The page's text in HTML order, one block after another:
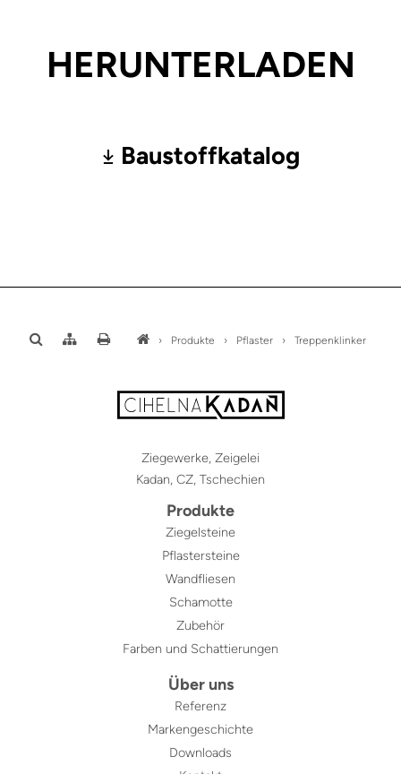
HERUNTERLADEN
Baustoffkatalog
› Produkte › Pflaster › Treppenklinker
Ziegewerke, Zeigelei
Kadan, CZ, Tschechien
Produkte
Ziegelsteine
Pflastersteine
Wandfliesen
Schamotte
Zubehör
Farben und Schattierungen
Über uns
Referenz
Markengeschichte
Downloads